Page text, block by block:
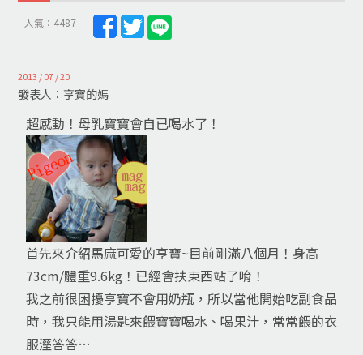
人氣：4487
2013 / 07 / 20
發表人：亨寶的媽
超感動！母乳寶寶會自已喝水了！
首先來介紹馬麻可愛的亨寶~目前剛滿八個月！身高
73cm/體重9.6kg！已經會扶東西站了唷！
我之前很困擾亨寶不會用奶瓶，所以當他開始吃副食品
時，我只能用湯匙來餵寶寶喝水、喝果汁，常常餵的衣
服溼答答…